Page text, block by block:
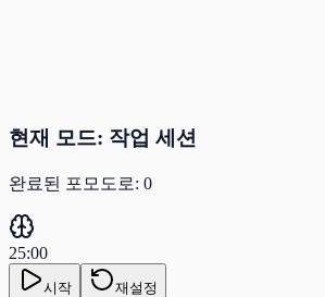
현재 모드: 작업 세션
완료된 포모도로: 0
25:00
시작 재설정